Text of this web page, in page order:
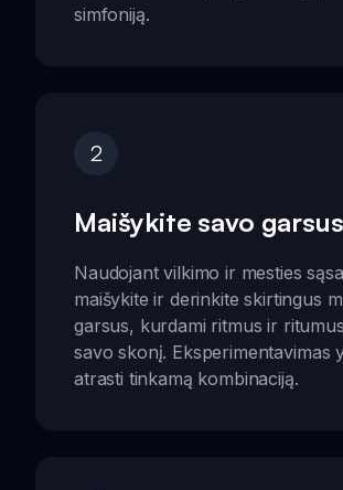
simfoniją.
2
Maišykite savo garsus
Naudojant vilkimo ir mesties
maišykite ir derinkite skirtingus
garsus, kurdami ritmus ir
savo skonį. Eksperimentavimas
atrasti tinkamą kombinaciją.